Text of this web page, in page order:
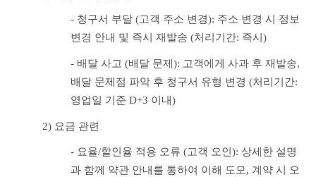
- 청구서 부달 (고객 주소 변경): 주소 변경 시 정보
변경 안내 및 즉시 재발송 (처리기간: 즉시)
- 배달 사고 (배달 문제): 고객에게 사과 후 재발송,
배달 문제점 파악 후 청구서 유형 변경 (처리기간:
영업일 기준 D+3 이내)
2) 요금 관련
- 요율/할인율 적용 오류 (고객 오인): 상세한 설명
과 함께 약관 안내를 통하여 이해 도모, 계약 시 오